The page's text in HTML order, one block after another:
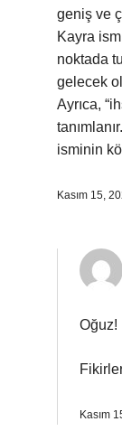
geniş ve
Kayra
noktada
gelecek
Ayrıca,
isminin
Kasım 15,
Oğuz!
Kasım